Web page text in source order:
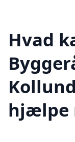
Hvad
hjælpe